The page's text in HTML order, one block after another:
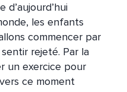
d’aujourd’hui
les enfants
commencer par
rejeté. Par la
un exercice pour
ce moment